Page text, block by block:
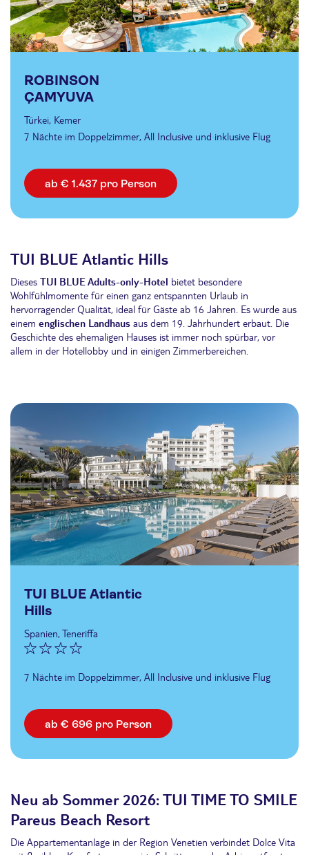
ROBINSON
ÇAMYUVA
Türkei, Kemer
7 Nächte im Doppelzimmer, All Inclusive und inklusive Flug
ab € 1.437 pro Person
TUI BLUE Atlantic Hills
Dieses TUI BLUE Adults-only-Hotel bietet besondere
Wohlfühlmomente für einen ganz entspannten Urlaub in
hervorragender Qualität, ideal für Gäste ab 16 Jahren. Es wurde aus
einem englischen Landhaus aus dem 19. Jahrhundert erbaut. Die
Geschichte des ehemaligen Hauses ist immer noch spürbar, vor
allem in der Hotellobby und in einigen Zimmerbereichen.
TUI BLUE Atlantic
Hills
Spanien, Teneriffa
7 Nächte im Doppelzimmer, All Inclusive und inklusive Flug
ab € 696 pro Person
Neu ab Sommer 2026: TUI TIME TO SMILE
Pareus Beach Resort
Die Appartementanlage in der Region Venetien verbindet Dolce Vita